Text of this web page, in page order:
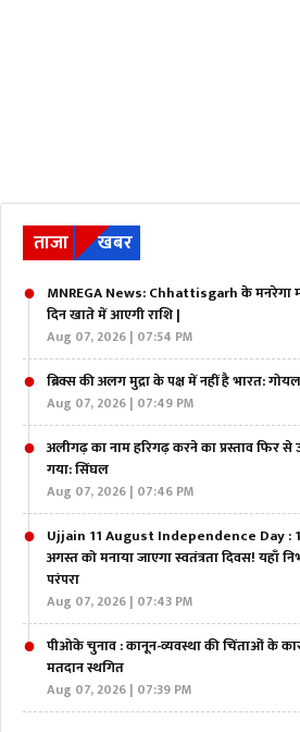
ताजा खबर
MNREGA News: Chhattisgarh के मनरेगा
दिन खाते में आएगी राशि |
Aug 07, 2026 | 07:54 PM
ब्रिक्स की अलग मुद्रा के पक्ष में नहीं है भारत: गोयल
Aug 07, 2026 | 07:49 PM
अलीगढ़ का नाम हरिगढ़ करने का प्रस्ताव फिर से
गया: सिंघल
Aug 07, 2026 | 07:46 PM
Ujjain 11 August Independence Day :
अगस्त को मनाया जाएगा स्वतंत्रता दिवस! यहाँ
परंपरा
Aug 07, 2026 | 07:43 PM
पीओके चुनाव : कानून-व्यवस्था की चिंताओं के
मतदान स्थगित
Aug 07, 2026 | 07:39 PM